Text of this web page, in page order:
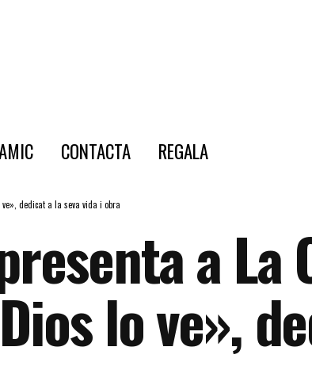
CONTACTA REGALA
dedicat a la seva vida i obra
a La
lo ve»,